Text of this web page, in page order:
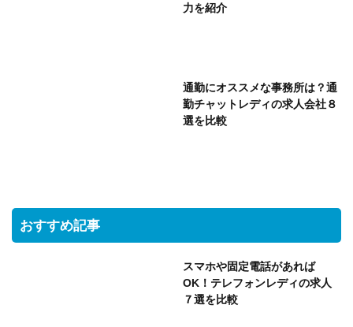
力を紹介
通勤にオススメな事務所は？通
勤チャットレディの求人会社８
選を比較
おすすめ記事
スマホや固定電話があれば
OK！テレフォンレディの求人
７選を比較